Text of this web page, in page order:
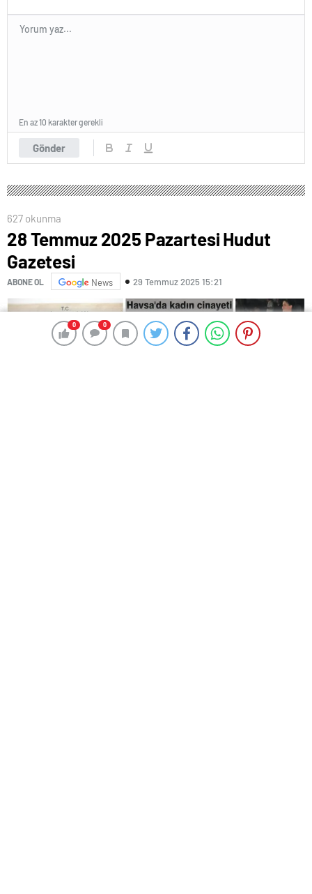
0 0
Gönder
En az 10 karakter gerekli
627 okunma
28 Temmuz 2025 Pazartesi Hudut
Gazetesi
ABONE OL News 29 Temmuz 2025 15:21
0 0